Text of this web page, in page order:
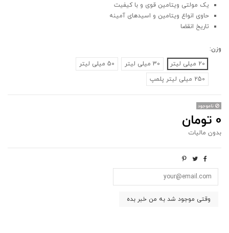
یک‌ مولتی ویتامین قوی و‌ با کیفیت
حاوی انواع ویتامین و اسیدهای آمینه
تاریخ انقضا
وزن:
20 میلی لیتر
30 میلی لیتر
50 میلی لیتر
250 میلی لیتر پلمپ
ناموجود
0 تومان
بدون مالیات